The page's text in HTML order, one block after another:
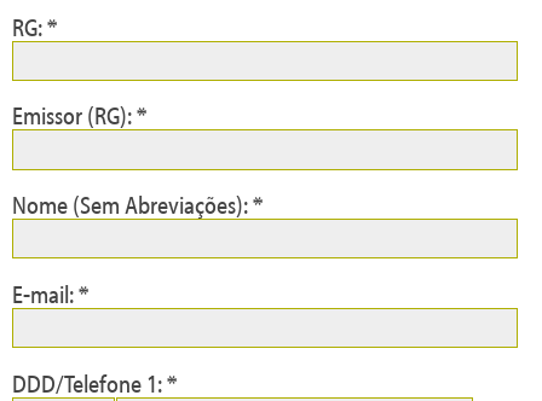
RG: *
Emissor (RG): *
Nome (Sem Abreviações): *
E-mail: *
DDD/Telefone 1: *